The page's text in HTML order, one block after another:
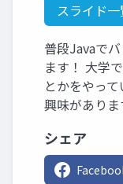
スライド
普段Javaで
ます！ 大学
とかをやっ
興味がありま
シェア